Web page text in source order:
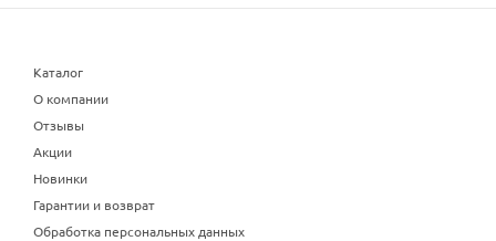
Каталог
О компании
Отзывы
Акции
Новинки
Гарантии и возврат
Обработка персональных данных